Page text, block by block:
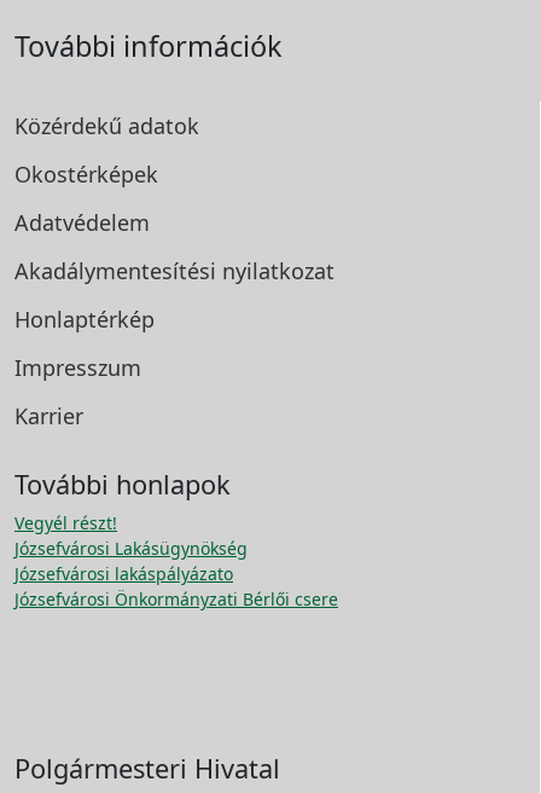
További információk
Közérdekű adatok
Okostérképek
Adatvédelem
Akadálymentesítési nyilatkozat
Honlaptérkép
Impresszum
Karrier
További honlapok
Vegyél részt!
Józsefvárosi Lakásügynökség
Józsefvárosi lakáspályázato
Józsefvárosi Önkormányzati Bérlői csere
Polgármesteri Hivatal